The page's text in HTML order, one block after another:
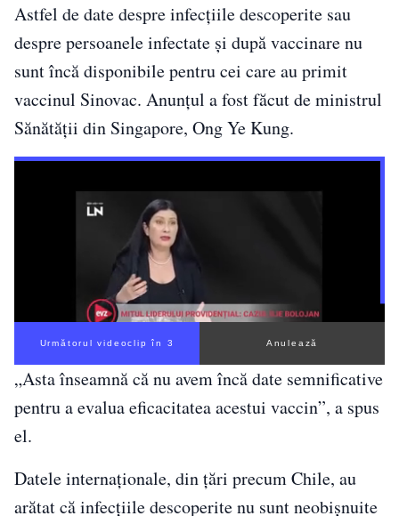
Astfel de date despre infecțiile descoperite sau
despre persoanele infectate și după vaccinare nu
sunt încă disponibile pentru cei care au primit
vaccinul Sinovac. Anunțul a fost făcut de ministrul
Sănătății din Singapore, Ong Ye Kung.
Următorul videoclip în 3 Anulează
„Asta înseamnă că nu avem încă date semnificative
pentru a evalua eficacitatea acestui vaccin”, a spus
el.
Datele internaționale, din țări precum Chile, au
arătat că infecțiile descoperite nu sunt neobișnuite